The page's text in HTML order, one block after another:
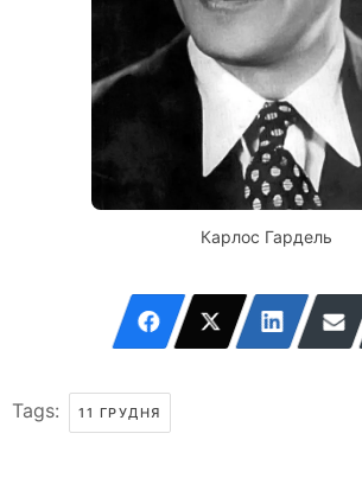
Карлос Гардель
Tags: 11 ГРУДНЯ